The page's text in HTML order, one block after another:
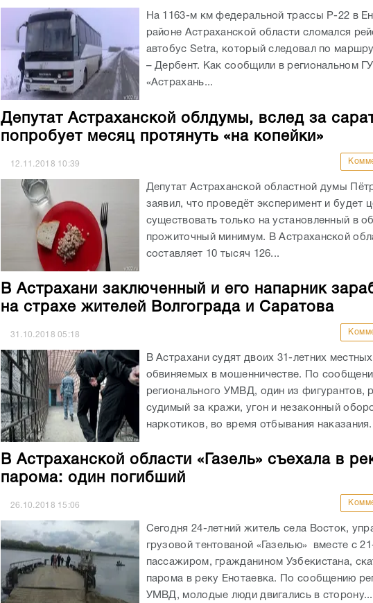
На 1163-м км федеральной трассы Р-22 в
районе Астраханской области сломался
автобус Setra, который следовал по
– Дербент. Как сообщили в региональном
«Астрахань...
Депутат Астраханской облдумы, вслед за
попробует месяц протянуть «на копейки»
12.11.2018 10:39
Депутат Астраханской областной думы
заявил, что проведёт эксперимент и будет
существовать только на установленный в
прожиточный минимум. В Астраханской
составляет 10 тысяч 126...
В Астрахани заключенный и его напарник
на страхе жителей Волгограда и Саратова
31.10.201805:18
В Астрахани судят двоих 31-летних
обвиняемых в мошенничестве. По
регионального УМВД, один из фигурантов,
судимый за кражи, угон и незаконный
наркотиков, во время отбывания
В Астраханской области «Газель» съехала в
парома: один погибший
26.10.2018 15:06
Сегодня 24-летний житель села Восток,
грузовой тентованой «Газелью» вместе с
пассажиром, гражданином Узбекистана,
парома в реку Енотаевка. По сообщению
УМВД, молодые люди двигались в сторону...